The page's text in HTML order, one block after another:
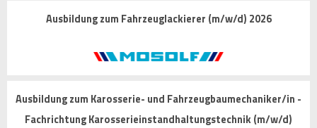
Ausbildung zum Fahrzeuglackierer (m/w/d) 2026
Ausbildung zum Karosserie- und Fahrzeugbaumechaniker/in -
Fachrichtung Karosserieinstandhaltungstechnik (m/w/d)